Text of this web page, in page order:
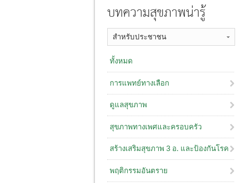
บทความสุขภาพน่ารู้
สำหรับประชาชน
ทั้งหมด
การแพทย์ทางเลือก
ดูแลสุขภาพ
สุขภาพทางเพศและครอบครัว
สร้างเสริมสุขภาพ 3 อ. ​และป้องกันโรค
พฤติกรรมอันตราย